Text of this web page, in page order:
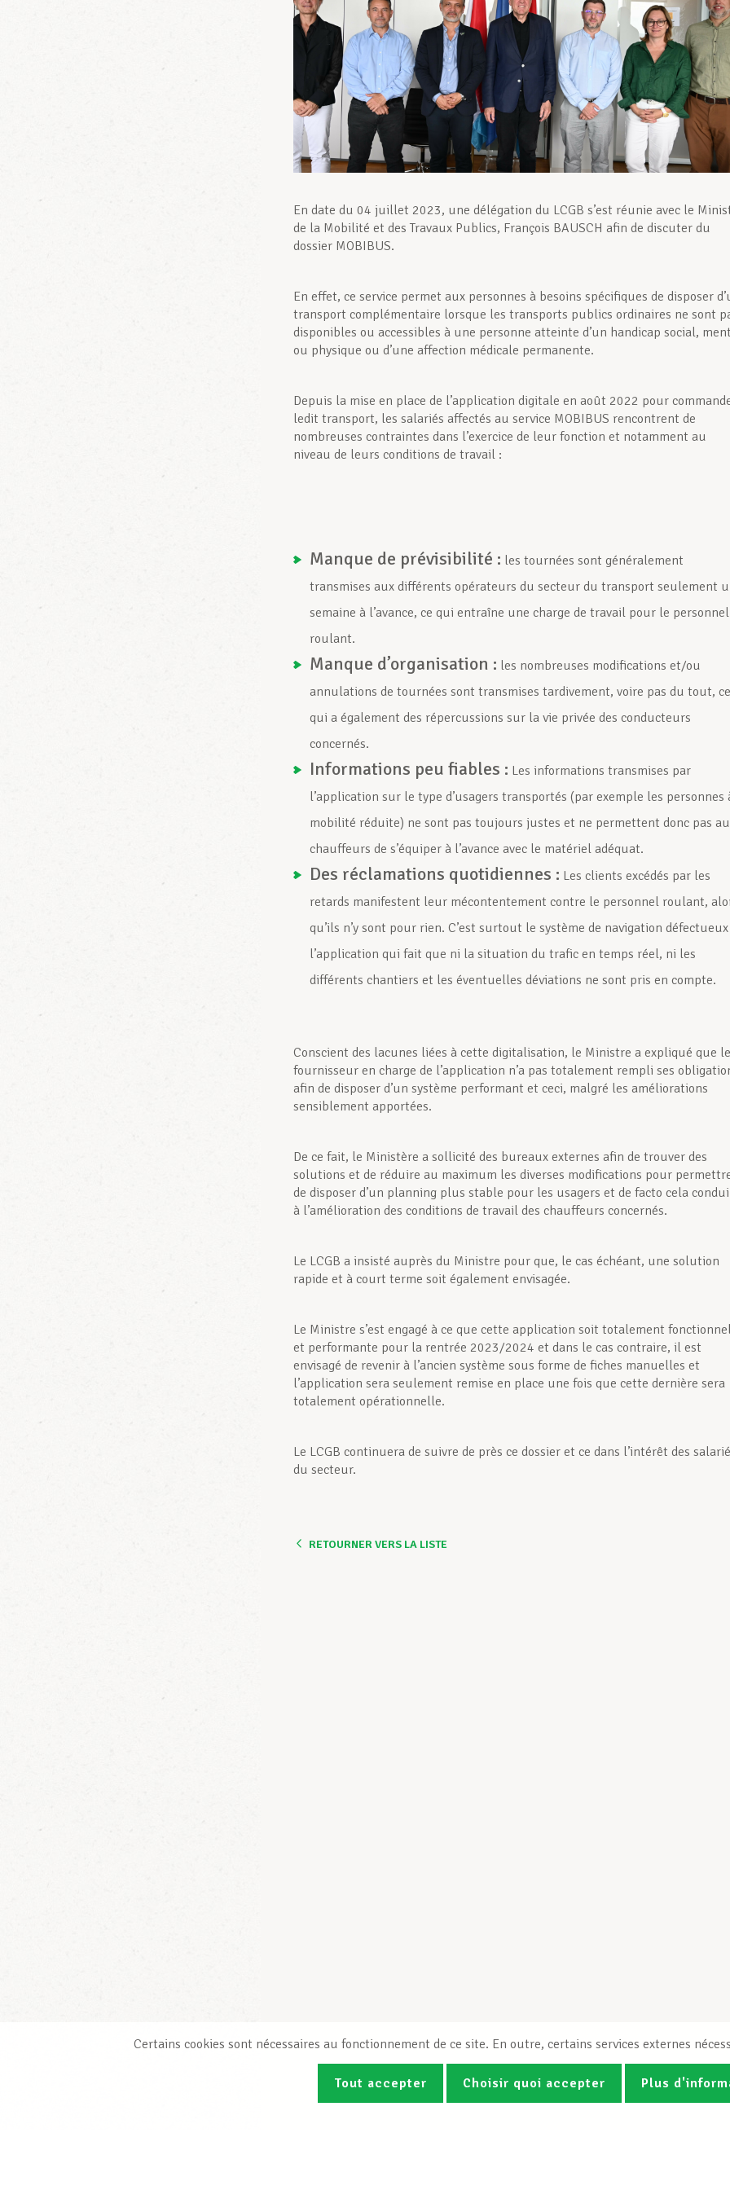
En date du 04 juillet 2023, une délégation du LCGB s’est réunie avec le
de la Mobilité et des Travaux Publics, François BAUSCH afin de discuter du
dossier MOBIBUS.
En effet, ce service permet aux personnes à besoins spécifiques de disposer
transport complémentaire lorsque les transports publics ordinaires ne sont
disponibles ou accessibles à une personne atteinte d’un handicap social,
ou physique ou d’une affection médicale permanente.
Depuis la mise en place de l’application digitale en août 2022 pour
ledit transport, les salariés affectés au service MOBIBUS rencontrent de
nombreuses contraintes dans l’exercice de leur fonction et notamment au
niveau de leurs conditions de travail :
Manque de prévisibilité : les tournées sont généralement
transmises aux différents opérateurs du secteur du transport seulement
semaine à l’avance, ce qui entraîne une charge de travail pour le personnel
roulant.
Manque d’organisation : les nombreuses modifications et/ou
annulations de tournées sont transmises tardivement, voire pas du tout, ce
qui a également des répercussions sur la vie privée des conducteurs
concernés.
Informations peu fiables : Les informations transmises par
l’application sur le type d’usagers transportés (par exemple les personnes
mobilité réduite) ne sont pas toujours justes et ne permettent donc pas
chauffeurs de s’équiper à l’avance avec le matériel adéquat.
Des réclamations quotidiennes : Les clients excédés par les
retards manifestent leur mécontentement contre le personnel roulant,
qu’ils n’y sont pour rien. C’est surtout le système de navigation défectueux
l’application qui fait que ni la situation du trafic en temps réel, ni les
différents chantiers et les éventuelles déviations ne sont pris en compte.
Conscient des lacunes liées à cette digitalisation, le Ministre a expliqué que le
fournisseur en charge de l’application n’a pas totalement rempli ses
afin de disposer d’un système performant et ceci, malgré les améliorations
sensiblement apportées.
De ce fait, le Ministère a sollicité des bureaux externes afin de trouver des
solutions et de réduire au maximum les diverses modifications pour
de disposer d’un planning plus stable pour les usagers et de facto cela
à l’amélioration des conditions de travail des chauffeurs concernés.
Le LCGB a insisté auprès du Ministre pour que, le cas échéant, une solution
rapide et à court terme soit également envisagée.
Le Ministre s’est engagé à ce que cette application soit totalement
et performante pour la rentrée 2023/2024 et dans le cas contraire, il est
envisagé de revenir à l’ancien système sous forme de fiches manuelles et
l’application sera seulement remise en place une fois que cette dernière sera
totalement opérationnelle.
Le LCGB continuera de suivre de près ce dossier et ce dans l’intérêt des
du secteur.
RETOURNER VERS LA LISTE
Certains cookies sont nécessaires au fonctionnement de ce site. En outre, certains services externes
Tout accepter Choisir quoi accepter Plus